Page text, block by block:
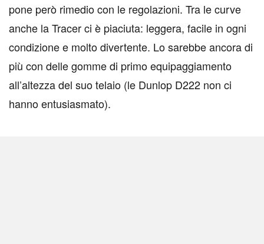
pone però rimedio con le regolazioni. Tra le curve
anche la Tracer ci è piaciuta: leggera, facile in ogni
condizione e molto divertente. Lo sarebbe ancora di
più con delle gomme di primo equipaggiamento
all’altezza del suo telaio (le Dunlop D222 non ci
hanno entusiasmato).